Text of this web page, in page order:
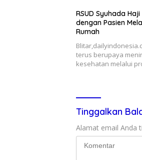
RSUD Syuhada
dengan Pasien
Rumah
terus berupaya
kesehatan melalui
Tinggalkan
Alamat email Anda